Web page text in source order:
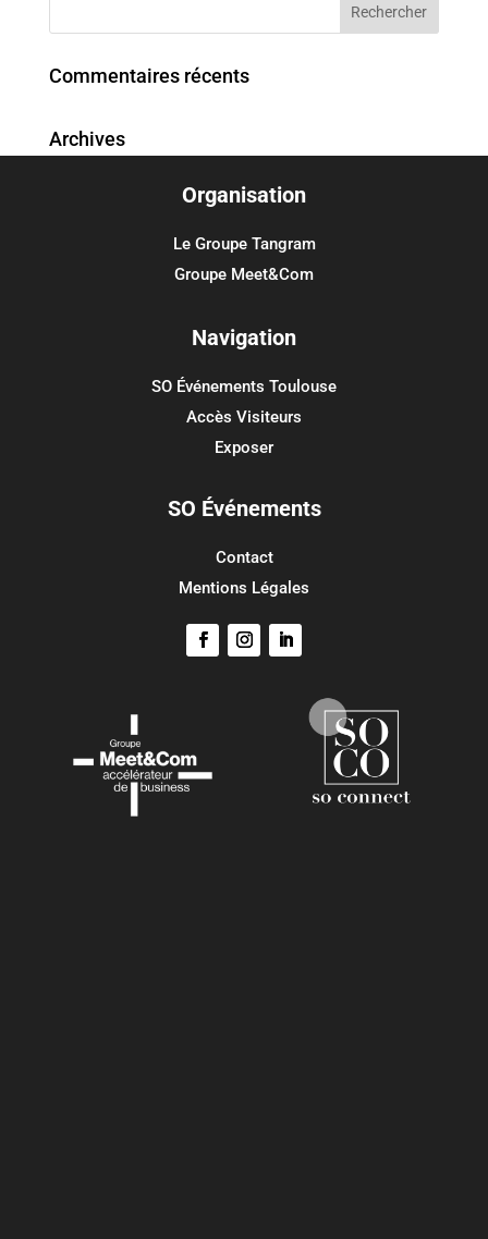
Commentaires récents
Archives
Flux des commentaires
Site de WordPress-FR
Organisation
Le Groupe Tangram
Groupe Meet&Com
Navigation
SO Événements Toulouse
Accès Visiteurs
Exposer
SO Événements
Contact
Mentions Légales